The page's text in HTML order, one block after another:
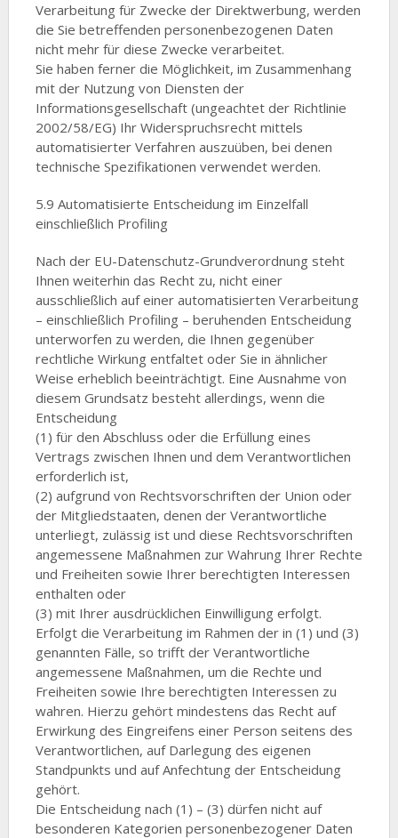
Verarbeitung für Zwecke der Direktwerbung, werden
die Sie betreffenden personenbezogenen Daten
nicht mehr für diese Zwecke verarbeitet.
Sie haben ferner die Möglichkeit, im Zusammenhang
mit der Nutzung von Diensten der
Informationsgesellschaft (ungeachtet der Richtlinie
2002/58/EG) Ihr Widerspruchsrecht mittels
automatisierter Verfahren auszuüben, bei denen
technische Spezifikationen verwendet werden.
5.9 Automatisierte Entscheidung im Einzelfall
einschließlich Profiling
Nach der EU-Datenschutz-Grundverordnung steht
Ihnen weiterhin das Recht zu, nicht einer
ausschließlich auf einer automatisierten Verarbeitung
– einschließlich Profiling – beruhenden Entscheidung
unterworfen zu werden, die Ihnen gegenüber
rechtliche Wirkung entfaltet oder Sie in ähnlicher
Weise erheblich beeinträchtigt. Eine Ausnahme von
diesem Grundsatz besteht allerdings, wenn die
Entscheidung
(1) für den Abschluss oder die Erfüllung eines
Vertrags zwischen Ihnen und dem Verantwortlichen
erforderlich ist,
(2) aufgrund von Rechtsvorschriften der Union oder
der Mitgliedstaaten, denen der Verantwortliche
unterliegt, zulässig ist und diese Rechtsvorschriften
angemessene Maßnahmen zur Wahrung Ihrer Rechte
und Freiheiten sowie Ihrer berechtigten Interessen
enthalten oder
(3) mit Ihrer ausdrücklichen Einwilligung erfolgt.
Erfolgt die Verarbeitung im Rahmen der in (1) und (3)
genannten Fälle, so trifft der Verantwortliche
angemessene Maßnahmen, um die Rechte und
Freiheiten sowie Ihre berechtigten Interessen zu
wahren. Hierzu gehört mindestens das Recht auf
Erwirkung des Eingreifens einer Person seitens des
Verantwortlichen, auf Darlegung des eigenen
Standpunkts und auf Anfechtung der Entscheidung
gehört.
Die Entscheidung nach (1) – (3) dürfen nicht auf
besonderen Kategorien personenbezogener Daten